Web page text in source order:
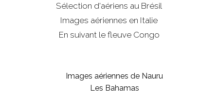
Sélection d'aériens au Brésil
Images aériennes en Italie
En suivant le fleuve Congo
Images aériennes de Nauru
Les Bahamas